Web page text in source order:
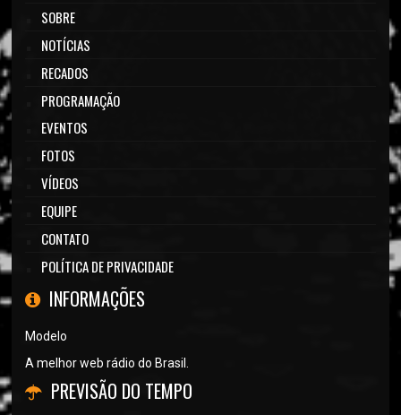
SOBRE
NOTÍCIAS
RECADOS
PROGRAMAÇÃO
EVENTOS
FOTOS
VÍDEOS
EQUIPE
CONTATO
POLÍTICA DE PRIVACIDADE
INFORMAÇÕES
Modelo
A melhor web rádio do Brasil.
PREVISÃO DO TEMPO